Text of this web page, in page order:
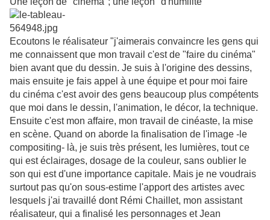
Ecoutons le réalisateur "j'aimerais convaincre les gens qui
me connaissent que mon travail c'est de "faire du cinéma"
bien avant que du dessin. Je suis à l'origine des dessins,
mais ensuite je fais appel à une équipe et pour moi faire
du cinéma c'est avoir des gens beaucoup plus compétents
que moi dans le dessin, l'animation, le décor, la technique.
Ensuite c'est mon affaire, mon travail de cinéaste, la mise
en scène. Quand on aborde la finalisation de l'image -le
compositing- là, je suis très présent, les lumières, tout ce
qui est éclairages, dosage de la couleur, sans oublier le
son qui est d'une importance capitale. Mais je ne voudrais
surtout pas qu'on sous-estime l'apport des artistes avec
lesquels j'ai travaillé dont Rémi Chaillet, mon assistant
réalisateur, qui a finalisé les personnages et Jean